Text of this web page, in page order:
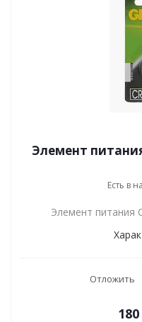
Элемент
Есть в
Элемент питания
Отложить
180